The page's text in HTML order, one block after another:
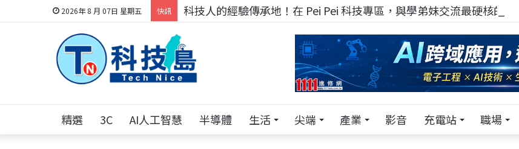
2026年 8 月 07日 星期五 快訊 科技人的經驗傳承地！在 Pei Pei 科技專區，與學弟妹交流最硬核的技術
精選 3C AI人工智慧 半導體 生活 尖端 產業 影音 充電站 職場